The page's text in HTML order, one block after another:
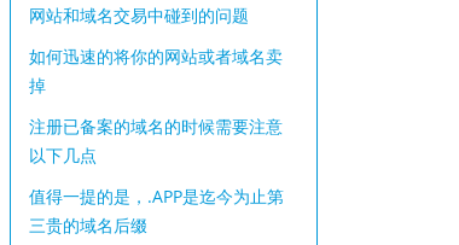
网站和域名交易中碰到的问题
如何迅速的将你的网站或者域名卖
掉
注册已备案的域名的时候需要注意
以下几点
值得一提的是，.APP是迄今为止第
三贵的域名后缀